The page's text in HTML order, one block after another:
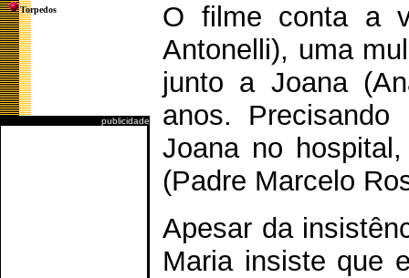
Torpedos
publicidade
O filme conta a
Antonelli), uma
junto a Joana
anos.
Joana no
(Padre Marcelo
Apesar da
Maria insiste que